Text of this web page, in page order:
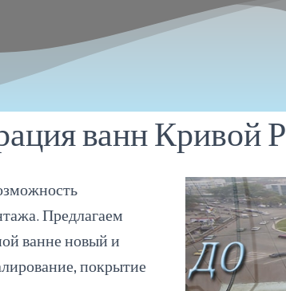
ванн Кривой
Предлагаем
ванне новый и
покрытие